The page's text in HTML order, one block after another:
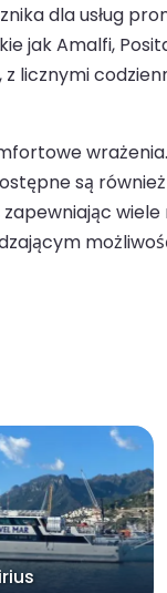
dla usług
jak Amalfi,
licznymi
są